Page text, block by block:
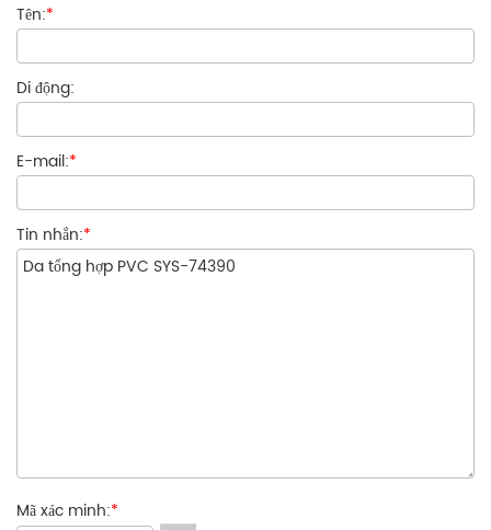
Tên:*
Di động:
E-mail:*
Tin nhắn:*
Mã xác minh:*